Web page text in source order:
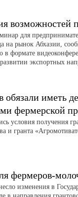
возможностей
для
на рынок Абхазии,
формате
экспортных
обязали иметь
фермерской
условия получения
и гранта
фермеров-
изменения в